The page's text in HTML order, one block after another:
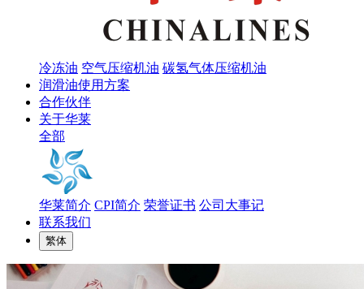
冷冻油 空气压缩机油 碳氢气体压缩机油
润滑油使用方案
合作伙伴
关于华莱
全部
华莱简介 CPI简介 荣誉证书 公司大事记
联系我们
繁体